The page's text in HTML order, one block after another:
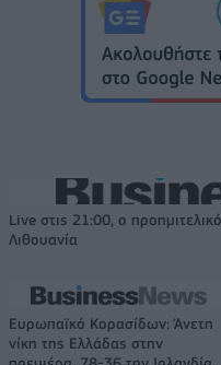
Live στις 21:00, ο
Λιθουανία
Ευρωπαϊκό Κορασίδων: Άνετη
νίκη της Ελλάδας στην